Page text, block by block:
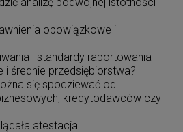
obowiązkowe i
i standardy raportowania
i średnie przedsiębiorstwa?
się spodziewać od
kredytodawców czy
atestacja